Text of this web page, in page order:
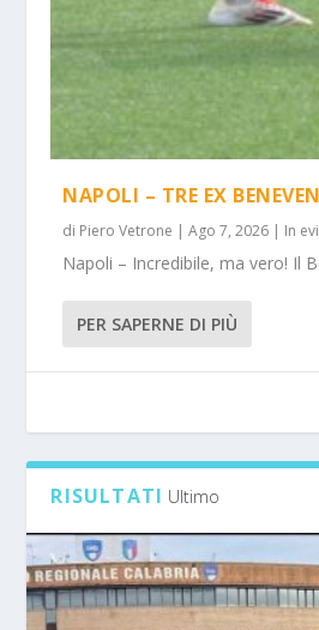
NAPOLI – TRE EX
di Piero Vetrone |Ago 7, 2026 | In
Napoli – Incredibile, ma vero! Il
PER SAPERNE DI PIÙ
RISULTATI Ultimo